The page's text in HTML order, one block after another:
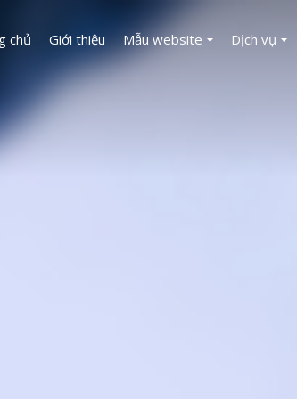
chủ Giới thiệu Mẫu website Dịch vụ